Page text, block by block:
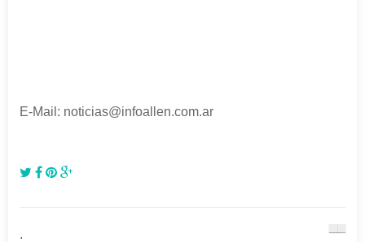
E-Mail: noticias@infoallen.com.ar
.